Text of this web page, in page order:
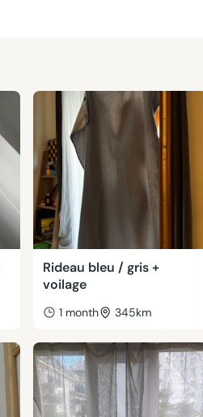
Rideau bleu / gris +
voilage
1 month 345km